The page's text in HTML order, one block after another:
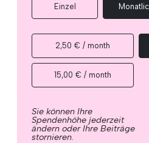
Einzel
2,50 € / month
15,00 € / month
Sie können Ihre
Spendenhöhe jederzeit
ändern oder Ihre Beiträge
stornieren.